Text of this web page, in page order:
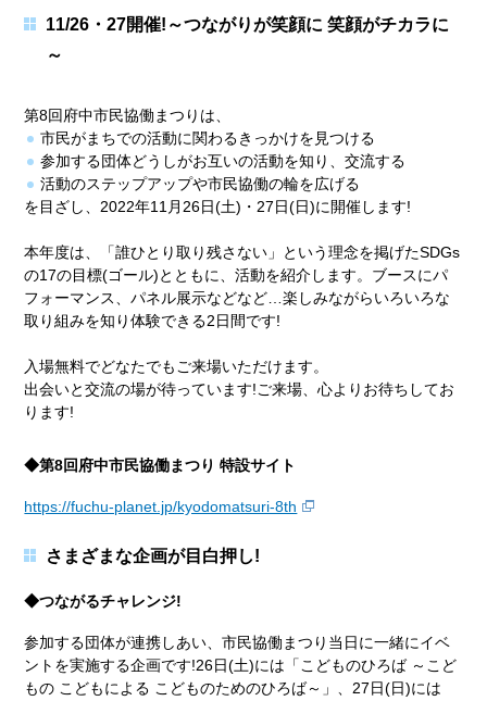
11/26・27開催!～つながりが笑顔に 笑顔がチカラに
～
第8回府中市民協働まつりは、
市民がまちでの活動に関わるきっかけを見つける
参加する団体どうしがお互いの活動を知り、交流する
活動のステップアップや市民協働の輪を広げる
を目ざし、2022年11月26日(土)・27日(日)に開催します!
本年度は、「誰ひとり取り残さない」という理念を掲げたSDGs
の17の目標(ゴール)とともに、活動を紹介します。ブースにパ
フォーマンス、パネル展示などなど…楽しみながらいろいろな
取り組みを知り体験できる2日間です!
入場無料でどなたでもご来場いただけます。
出会いと交流の場が待っています!ご来場、心よりお待ちしてお
ります!
◆第8回府中市民協働まつり 特設サイト
https://fuchu-planet.jp/kyodomatsuri-8th
さまざまな企画が目白押し!
◆つながるチャレンジ!
参加する団体が連携しあい、市民協働まつり当日に一緒にイベ
ントを実施する企画です!26日(土)には「こどものひろば ～こど
もの こどもによる こどものためのひろば～」、27日(日)には